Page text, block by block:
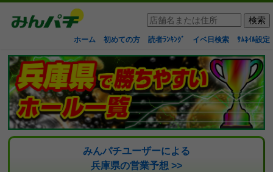
ホーム 初めての方 読者ﾗﾝｷﾝｸﾞ イベ日検索 ｻﾑﾈｲﾙ設定
みんパチユーザーによる
兵庫県の営業予想 >>